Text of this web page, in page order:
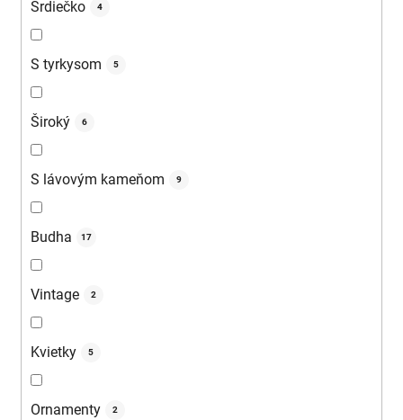
Srdiečko 4
S tyrkysom 5
Široký 6
S lávovým kameňom 9
Budha 17
Vintage 2
Kvietky 5
Ornamenty 2